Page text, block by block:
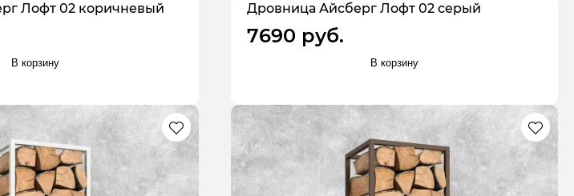
Лофт 02 коричневый
В корзину
Дровница Айсберг Лофт 02 серый
7690 руб.
В корзину